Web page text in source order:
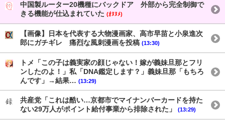
中国製ルーター20機種にバックドア 外部から完全制御で
きる機能が仕込まれていた (ｵﾇﾇﾒ)
【画像】日本を代表する大物漫画家、高市早苗と小泉進次
郎にガチギレ 痛烈な風刺漫画を投稿 (13:30)
トメ「この子は義実家の顔じゃない！嫁が義妹旦那とフリ
ンしたのよ！」私「DNA鑑定します？」義妹旦那「もちろ
んです」→結果… (13:29)
共産党「これは酷い…京都市でマイナンバーカードを持た
ない29万人がポイント給付事業から排除された」
(13:29)